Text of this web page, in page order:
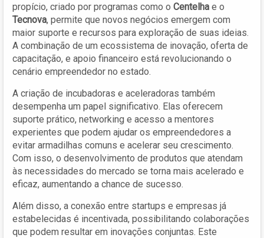
propício, criado por programas como o Centelha e o
Tecnova, permite que novos negócios emergem com
maior suporte e recursos para exploração de suas ideias.
A combinação de um ecossistema de inovação, oferta de
capacitação, e apoio financeiro está revolucionando o
cenário empreendedor no estado.
A criação de incubadoras e aceleradoras também
desempenha um papel significativo. Elas oferecem
suporte prático, networking e acesso a mentores
experientes que podem ajudar os empreendedores a
evitar armadilhas comuns e acelerar seu crescimento.
Com isso, o desenvolvimento de produtos que atendam
às necessidades do mercado se torna mais acelerado e
eficaz, aumentando a chance de sucesso.
Além disso, a conexão entre startups e empresas já
estabelecidas é incentivada, possibilitando colaborações
que podem resultar em inovações conjuntas. Este